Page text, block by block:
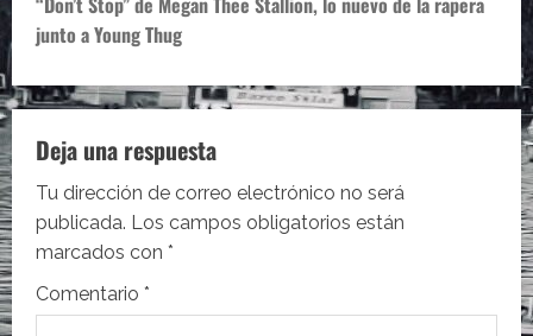
g
a
c
i
ó
n
junto a Young Thug
Deja una respuesta
Tu dirección de correo electrónico no será
publicada. Los campos obligatorios están
marcados con *
Comentario *